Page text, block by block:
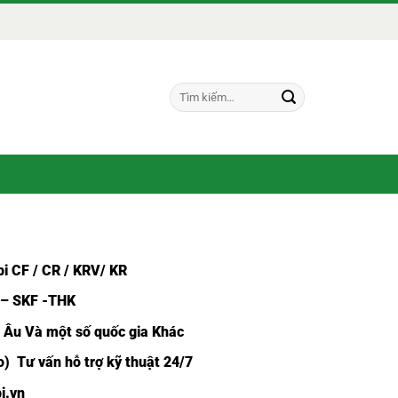
Tìm
kiếm:
CF / CR / KRV/ KR
SKF -THK
Và một số quốc gia Khác
Tư vấn hỗ trợ kỹ thuật 24/7